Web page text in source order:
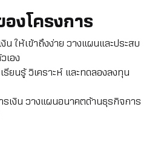
งโครงการ
น ให้เข้าถึงง่าย วางแผนและประสบ
เอง
ยนรู้ วิเคราะห์ และทดลองลงทุน
เงิน วางแผนอนาคตด้านธุรกิจการ